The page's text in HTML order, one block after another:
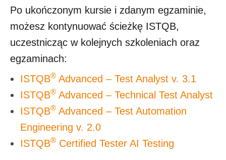
Po ukończonym kursie i zdanym egzaminie,
możesz kontynuować ścieżkę ISTQB,
uczestnicząc w kolejnych szkoleniach oraz
egzaminach:
ISTQB® Advanced – Test Analyst v. 3.1
ISTQB® Advanced – Technical Test Analyst
ISTQB® Advanced – Test Automation
Engineering v. 2.0
ISTQB® Certified Tester AI Testing